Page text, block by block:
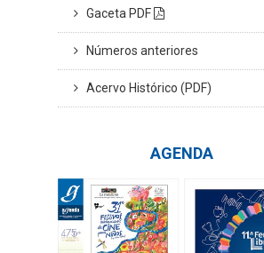
Gaceta PDF
Números anteriores
Acervo Histórico (PDF)
AGENDA